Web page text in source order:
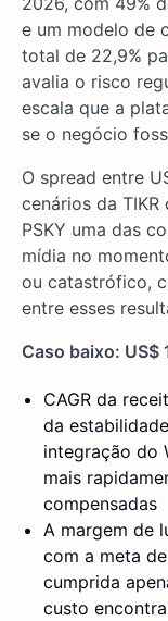
e um modelo de
total de 22,9%
avalia o risco
escala que a
se o negócio
O spread entre
cenários da
PSKY uma das
mídia no
ou catastrófico,
entre esses
Caso baixo:
CAGR da
da
integração do
mais
compensadas
A margem de
com a meta
cumprida
custo